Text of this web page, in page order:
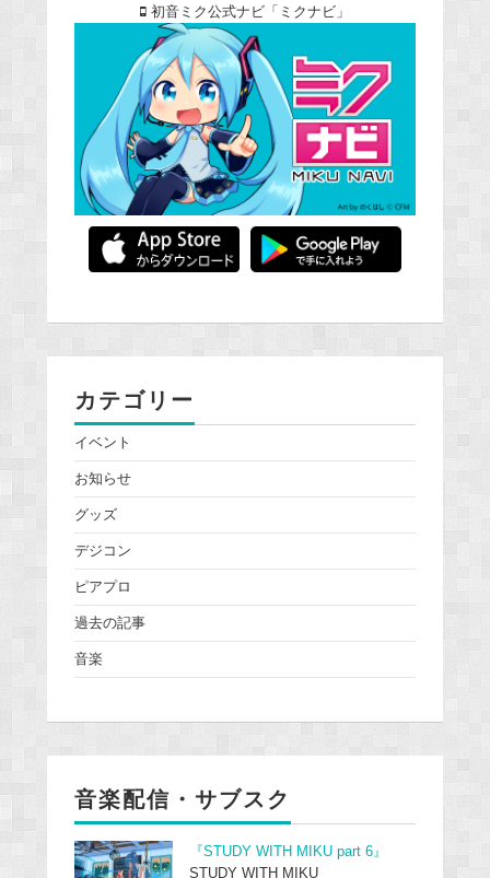
初音ミク公式ナビ「ミクナビ」
カテゴリー
イベント
お知らせ
グッズ
デジコン
ピアプロ
過去の記事
音楽
音楽配信・サブスク
『STUDY WITH MIKU part 6』
STUDY WITH MIKU